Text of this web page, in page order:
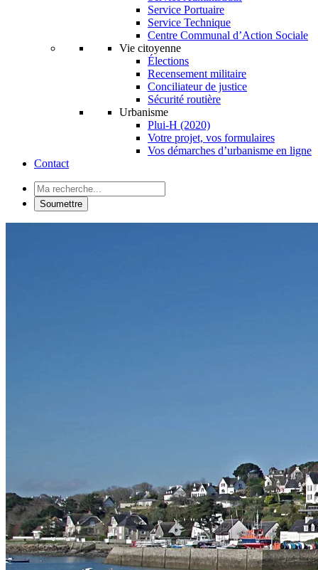
Service Portuaire
Service Technique
Centre Communal d’Action Sociale
Vie citoyenne
Élections
Recensement militaire
Conciliateur de justice
Sécurité routière
Urbanisme
Plui-H (2020)
Votre projet, vos formulaires
Vos démarches d’urbanisme en ligne
Contact